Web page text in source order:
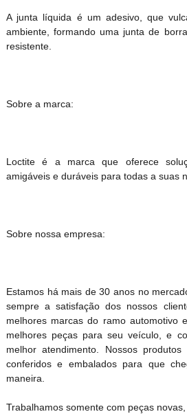
A junta líquida é um adesivo, que
ambiente, formando uma junta de
resistente.
Sobre a marca:
Loctite é a marca que oferece
amigáveis e duráveis para todas a suas
Sobre nossa empresa:
Estamos há mais de 30 anos no
sempre a satisfação dos nossos
melhores marcas do ramo automotivo
melhores peças para seu veículo, e
melhor atendimento. Nossos
conferidos e embalados para que
maneira.
Trabalhamos somente com peças